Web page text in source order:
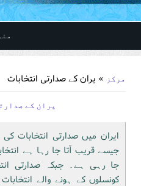
مرکز » یران کے صدارتی انتخابات
یران کے
ایران میں صدارتی انتخابات
جیسے قریب آتا جا رہا ہے
جا رہی ہے۔ جبکہ صدارتی
کونسلوں کے ہونے والے